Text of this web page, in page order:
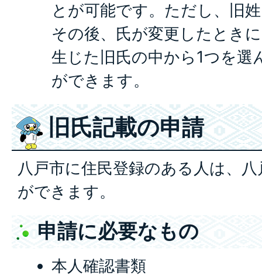
とが可能です。ただし、旧
その後、氏が変更したとき
生じた旧氏の中から1つを選
ができます。
旧氏記載の申請
八戸市に住民登録のある人は、
ができます。
申請に必要なもの
本人確認書類